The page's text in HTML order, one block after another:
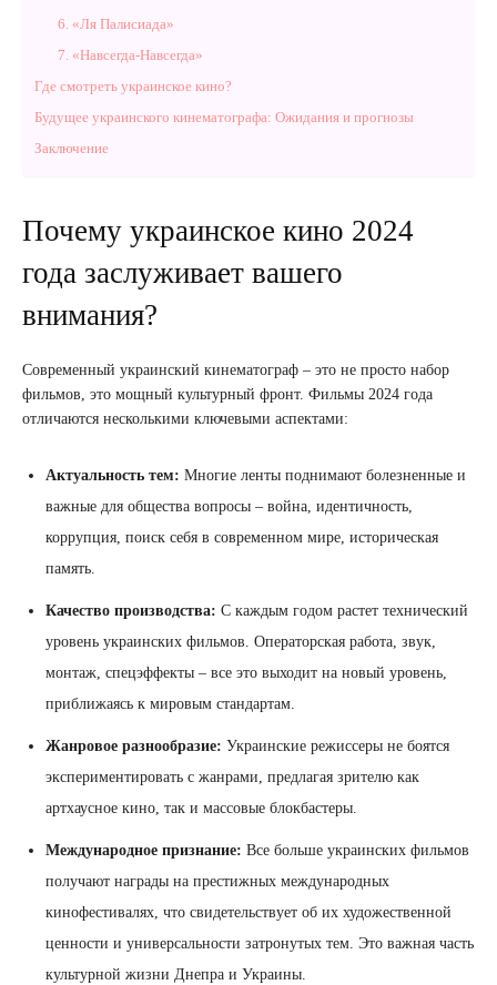
6. «Ля Палисиада»
7. «Навсегда-Навсегда»
Где смотреть украинское кино?
Будущее украинского кинематографа: Ожидания и прогнозы
Заключение
Почему украинское кино 2024
года заслуживает вашего
внимания?
Современный украинский кинематограф – это не просто набор
фильмов, это мощный культурный фронт. Фильмы 2024 года
отличаются несколькими ключевыми аспектами:
Актуальность тем: Многие ленты поднимают болезненные и
важные для общества вопросы – война, идентичность,
коррупция, поиск себя в современном мире, историческая
память.
Качество производства: С каждым годом растет технический
уровень украинских фильмов. Операторская работа, звук,
монтаж, спецэффекты – все это выходит на новый уровень,
приближаясь к мировым стандартам.
Жанровое разнообразие: Украинские режиссеры не боятся
экспериментировать с жанрами, предлагая зрителю как
артхаусное кино, так и массовые блокбастеры.
Международное признание: Все больше украинских фильмов
получают награды на престижных международных
кинофестивалях, что свидетельствует об их художественной
ценности и универсальности затронутых тем. Это важная часть
культурной жизни Днепра и Украины.